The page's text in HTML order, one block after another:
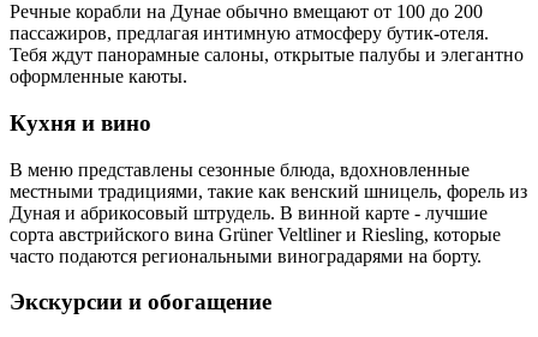
Речные корабли на Дунае обычно вмещают от 100 до 200
пассажиров, предлагая интимную атмосферу бутик-отеля.
Тебя ждут панорамные салоны, открытые палубы и элегантно
оформленные каюты.
Кухня и вино
В меню представлены сезонные блюда, вдохновленные
местными традициями, такие как венский шницель, форель из
Дуная и абрикосовый штрудель. В винной карте - лучшие
сорта австрийского вина Grüner Veltliner и Riesling, которые
часто подаются региональными виноградарями на борту.
Экскурсии и обогащение